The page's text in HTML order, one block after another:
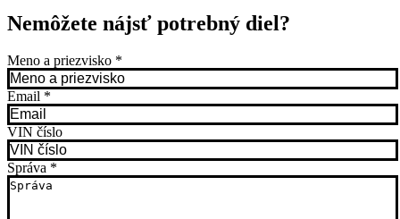
Nemôžete nájsť potrebný diel?
Meno a priezvisko *
Email *
VIN číslo
Správa *